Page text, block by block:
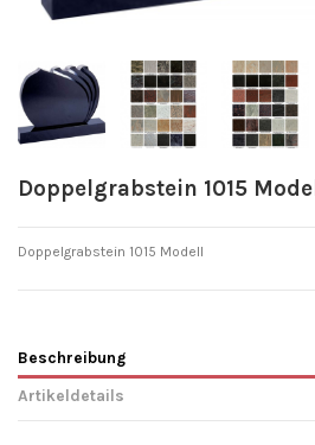
Doppelgrabstein 1015 Modell
Doppelgrabstein 1015 Modell
Beschreibung
Artikeldetails